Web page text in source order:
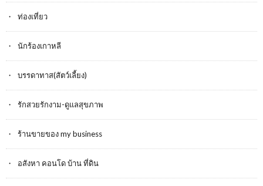
ท่องเที่ยว
นักร้องเกาหลี
บรรดาทาส(สัตว์เลี้ยง)
รักสวยรักงาม-ดูแลสุขภาพ
ร้านขายของ my business
อสังหา คอนโด บ้าน ที่ดิน